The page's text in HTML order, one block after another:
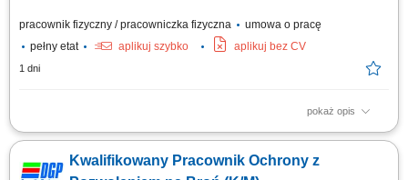
pracownik fizyczny / pracowniczka fizyczna
umowa o pracę
pełny etat
aplikuj szybko aplikuj bez CV
1 dni
pokaż opis
Opis stanowiska: Patrolowanie obiektu; Kontrolowanie ruchu pojazdów;
Kwalifikowany Pracownik Ochrony z